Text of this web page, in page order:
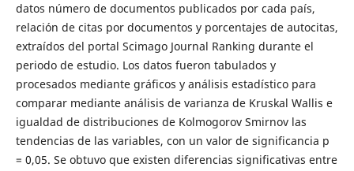
datos número de documentos publicados por cada país,
relación de citas por documentos y porcentajes de autocitas,
extraídos del portal Scimago Journal Ranking durante el
periodo de estudio. Los datos fueron tabulados y
procesados mediante gráficos y análisis estadístico para
comparar mediante análisis de varianza de Kruskal Wallis e
igualdad de distribuciones de Kolmogorov Smirnov las
tendencias de las variables, con un valor de significancia p
= 0,05. Se obtuvo que existen diferencias significativas entre